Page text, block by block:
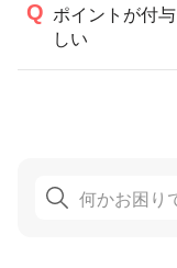
ポイントが付
しい